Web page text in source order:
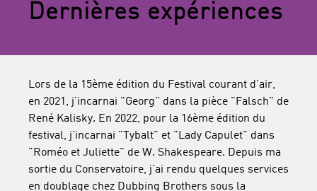
Dernières expériences
Lors de la 15ème édition du Festival courant d'air,
en 2021, j'incarnai "Georg" dans la pièce "Falsch" de
René Kalisky. En 2022, pour la 16ème édition du
festival, j'incarnai "Tybalt" et "Lady Capulet" dans
"Roméo et Juliette" de W. Shakespeare. Depuis ma
sortie du Conservatoire, j'ai rendu quelques services
en doublage chez Dubbing Brothers sous la